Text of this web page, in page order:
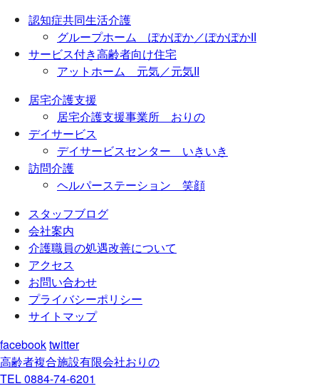
認知症共同生活介護
グループホーム ぽかぽか／ぽかぽかII
サービス付き高齢者向け住宅
アットホーム 元気／元気II
居宅介護支援
居宅介護支援事業所 おりの
デイサービス
デイサービスセンター いきいき
訪問介護
ヘルパーステーション 笑顔
スタッフブログ
会社案内
介護職員の処遇改善について
アクセス
お問い合わせ
プライバシーポリシー
サイトマップ
facebooktwitter
高齢者複合施設有限会社おりの
TEL 0884-74-6201